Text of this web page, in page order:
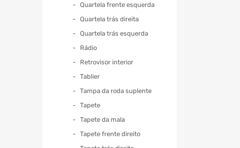
Quartela frente esquerda
Quartela trás direita
Quartela trás esquerda
Rádio
Retrovisor interior
Tablier
Tampa da roda suplente
Tapete
Tapete da mala
Tapete frente direito